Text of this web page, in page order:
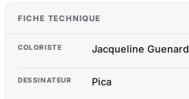
FICHE TECHNIQUE
COLORISTE Jacqueline Guenard
DESSINATEUR Pica